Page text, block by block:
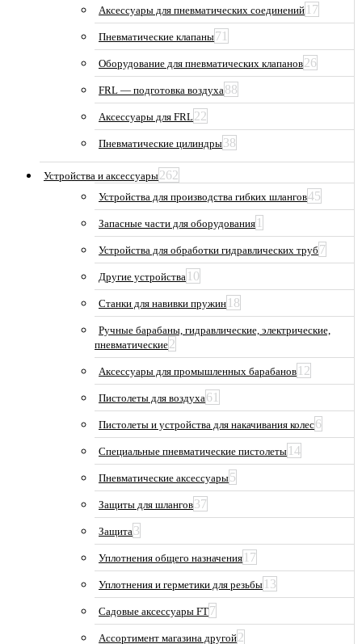
Аксессуары для пневматических соединений 17
Пневматические клапаны71
Оборудование для пневматических клапанов26
FRL — подготовка воздуха88
Аксессуары для FRL22
Пневматические цилиндры38
Устройства и аксессуары262
Устройства для производства гибких шлангов45
Запасные части для оборудования 1
Устройства для обработки гидравлических труб 7
Другие устройства 10
Станки для навивки пружин 18
Ручные барабаны, гидравлические, электрические,
пневматические2
Аксессуары для промышленных барабанов 12
Пистолеты для воздуха61
Пистолеты и устройства для накачивания колес6
Специальные пневматические пистолеты 14
Пневматические аксессуары5
Защиты для шлангов37
Защита3
Уплотнения общего назначения 17
Уплотнения и герметики для резьбы 13
Садовые аксессуары FT7
Ассортимент магазина другой2